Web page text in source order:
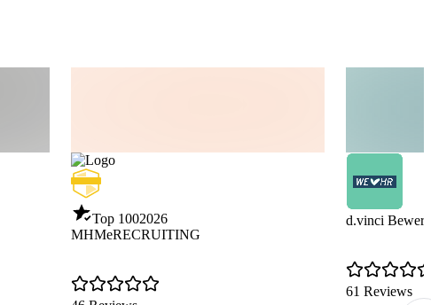
Top 1002026
MHMeRECRUITING
d.vinci
61 Reviews